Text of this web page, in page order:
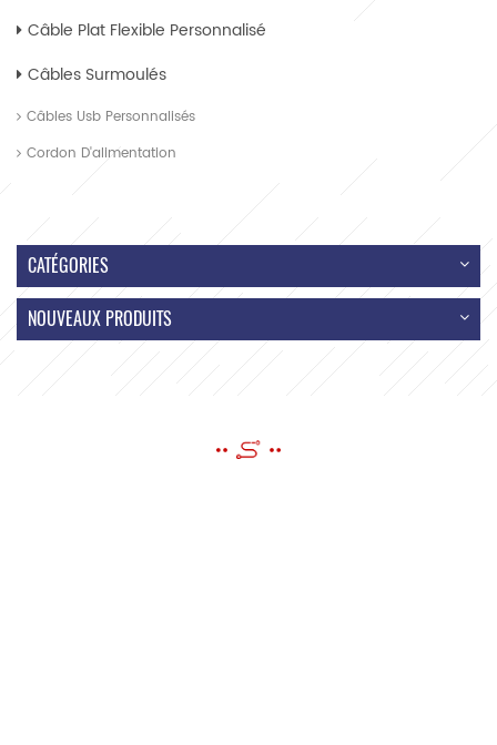
Câble Plat Flexible Personnalisé
Câbles Surmoulés
Câbles Usb Personnalisés
Cordon D'alimentation
CATÉGORIES
NOUVEAUX PRODUITS